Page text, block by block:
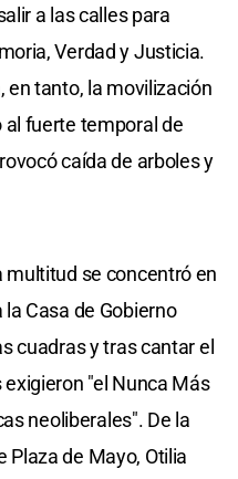
a las calles para
Verdad y Justicia.
en tanto, la movilización
al fuerte temporal de
caída de arboles y
multitud se concentró en
Casa de Gobierno
cuadras y tras cantar el
"el Nunca Más
neoliberales". De la
Plaza de Mayo, Otilia